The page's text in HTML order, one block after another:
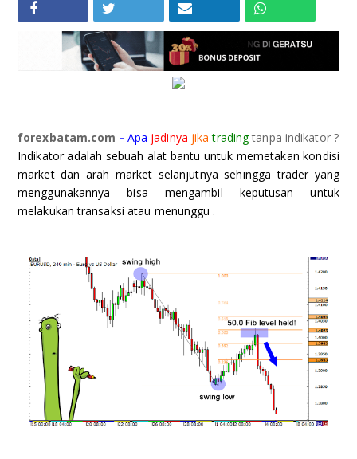
XM BROKER
LITE FINANCE
ICMARKET
FOREXIMF
HEADWAY
MEEFX
TENTANG KAMI
ANALISA
forexbatam.com - Apa jadinya jika tradingtanpa indikator ?
Indikator adalah sebuah alat bantu untuk memetakan kondisi
market dan arah market selanjutnya sehingga trader yang
menggunakannya bisa mengambil keputusan untuk
melakukan transaksi atau menunggu .